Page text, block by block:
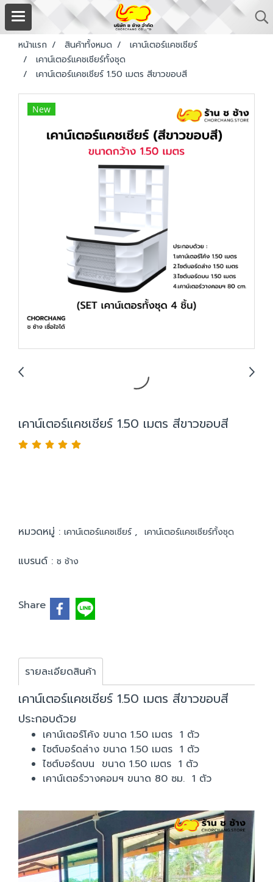
หน้าแรก สินค้าทั้งหมด
เคาน์เตอร์แคชเชียร์
เคาน์เตอร์แคชเชียร์ทั้งชุด
เคาน์เตอร์แคชเชียร์ 1.50 เมตร สีขาวขอบสี
New
เคาน์เตอร์แคชเชียร์ 1.50 เมตร สีขาวขอบสี
หมวดหมู่ : เคาน์เตอร์แคชเชียร์ , เคาน์เตอร์แคชเชียร์ทั้งชุด
แบรนด์ : ช ช้าง
Share
รายละเอียดสินค้า
เคาน์เตอร์แคชเชียร์ 1.50 เมตร สีขาวขอบสี
ประกอบด้วย
เคาน์เตอร์โค้ง ขนาด 1.50 เมตร 1 ตัว
ไซต์บอร์ดล่าง ขนาด 1.50 เมตร 1 ตัว
ไซต์บอร์ดบน ขนาด 1.50 เมตร 1 ตัว
เคาน์เตอร์วางคอมฯ ขนาด 80 ซม. 1 ตัว